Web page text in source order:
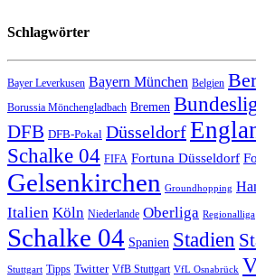
Schlagwörter
Bayer Leverkusen Bayern München Belgien
Borussia Mönchengladbach Bremen
DFB DFB-Pokal Düsseldorf
Schalke 04 FIFA Fortuna Düsseldorf
Gelsenkirchen Groundhopping
Italien Köln Niederlande Oberliga Regionalliga
Schalke 04 Spanien Stadien
Stuttgart Tipps Twitter VfB Stuttgart VfL Osnabrück